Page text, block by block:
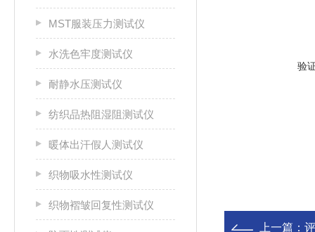
MST服装压力测试仪
水洗色牢度测试仪
耐静水压测试仪
纺织品热阻湿阻测试仪
暖体出汗假人测试仪
织物吸水性测试仪
织物褶皱回复性测试仪
验
上一篇：